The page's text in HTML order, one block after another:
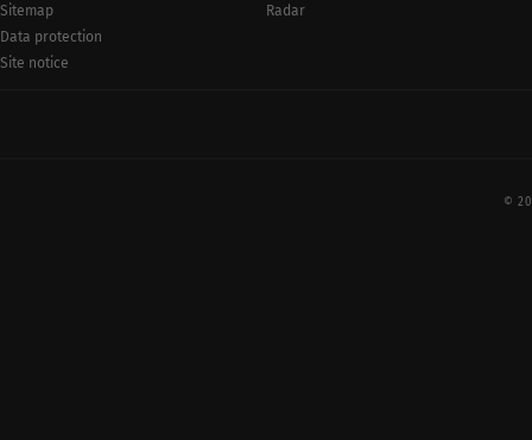
Sitemap
Data protection
Site notice
Radar
©